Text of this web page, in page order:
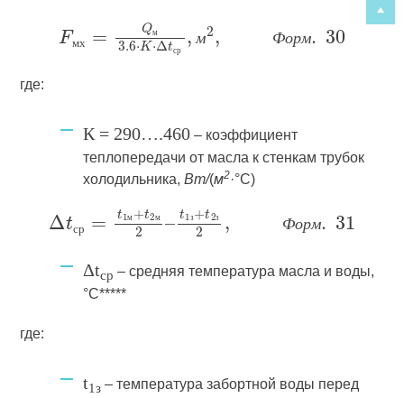
м
с р
м Ф орм
где:
К = 290….460 – коэффициент
теплопередачи от масла к стенкам трубок
холодильника,Вт/(м2·°С)
Ф орм
Δtср – средняя температура масла и воды,
°С*****
где:
t1з – температура забортной воды перед